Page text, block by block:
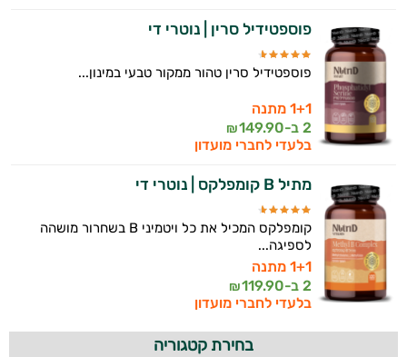
פוספטידיל סרין | נוטרי די
פוספטידיל סרין טהור ממקור טבעי במינון...
1+1 מתנה
2 ב-
149.90
₪
בלעדי לחברי מועדון
מתיל B קומפלקס | נוטרי די
קומפלקס המכיל את כל ויטמיני B בשחרור מושהה
לספיגה...
1+1 מתנה
2 ב-
119.90
₪
בלעדי לחברי מועדון
בחירת קטגוריה